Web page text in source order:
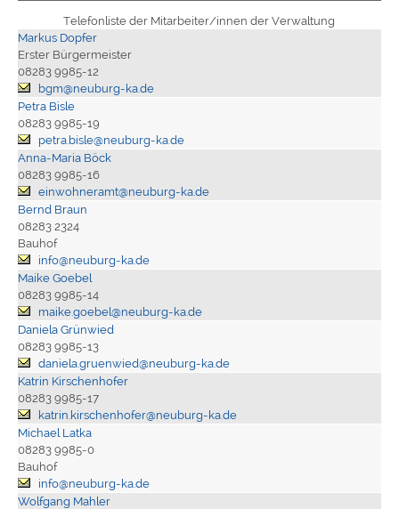
Telefonliste der Mitarbeiter/innen der Verwaltung
Markus Dopfer
Erster Bürgermeister
08283 9985-12
bgm@neuburg-ka.de
Petra Bisle
08283 9985-19
petra.bisle@neuburg-ka.de
Anna-Maria Böck
08283 9985-16
einwohneramt@neuburg-ka.de
Bernd Braun
08283 2324
Bauhof
info@neuburg-ka.de
Maike Goebel
08283 9985-14
maike.goebel@neuburg-ka.de
Daniela Grünwied
08283 9985-13
daniela.gruenwied@neuburg-ka.de
Katrin Kirschenhofer
08283 9985-17
katrin.kirschenhofer@neuburg-ka.de
Michael Latka
08283 9985-0
Bauhof
info@neuburg-ka.de
Wolfgang Mahler